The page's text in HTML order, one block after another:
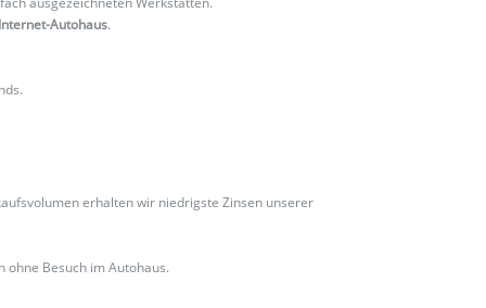
Internet-Autohaus.
erhalten wir niedrigste Zinsen unserer
ohne Besuch im Autohaus.